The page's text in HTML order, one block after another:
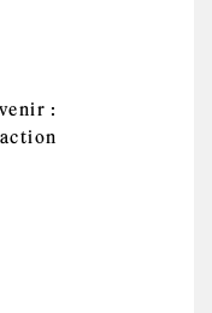
: